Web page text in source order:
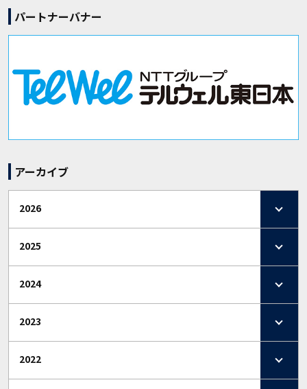
パートナーバナー
アーカイブ
2026
2025
2024
2023
2022